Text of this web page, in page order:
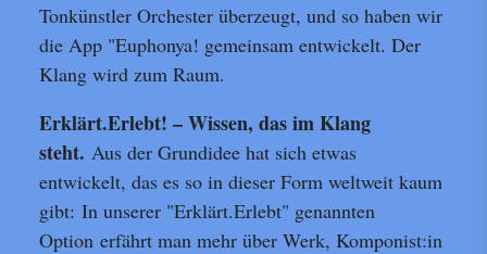
Tonkünstler Orchester überzeugt, und so haben wir
die App "Euphonya! gemeinsam entwickelt. Der
Klang wird zum Raum.
Erklärt.Erlebt! – Wissen, das im Klang
steht. Aus der Grundidee hat sich etwas
entwickelt, das es so in dieser Form weltweit kaum
gibt: In unserer "Erklärt.Erlebt" genannten
Option erfährt man mehr über Werk, Komponist:in